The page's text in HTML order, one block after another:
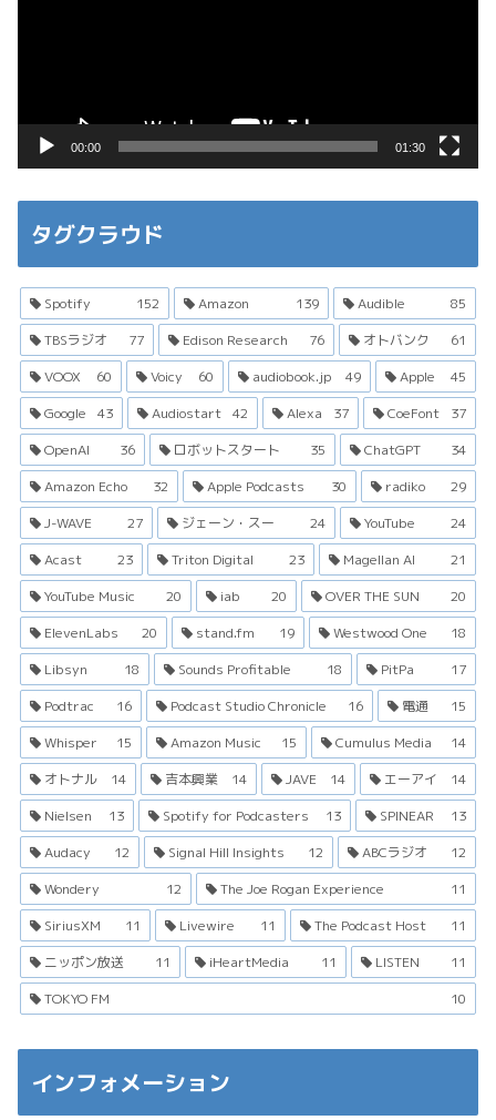
00:00 01:30
タグクラウド
Spotify 152 Amazon 139 Audible
85
TBSラジオ
77 Edison Research 76 オトバンク
61
VOOX
60 Voicy 60 audiobook.jp 49 Apple
45
Google
43 Audiostart 42 Alexa 37 CoeFont
37
OpenAI
36 ロボットスタート 35 ChatGPT
34
Amazon Echo
32 Apple Podcasts 30 radiko
29
J-WAVE
27 ジェーン・スー 24 YouTube
24
Acast
23 Triton Digital 23 Magellan AI
21
YouTube Music
20 iab 20 OVER THE SUN
20
ElevenLabs
20 stand.fm 19 Westwood One
18
Libsyn
18 Sounds Profitable 18 PitPa
17
Podtrac
16 Podcast Studio Chronicle 16 電通
15
Whisper
15 Amazon Music 15 Cumulus Media
14
オトナル
14 吉本興業 14 JAVE 14 エーアイ
14
Nielsen
13 Spotify for Podcasters 13 SPINEAR
13
Audacy
12 Signal Hill Insights 12 ABCラジオ
12
Wondery
12 The Joe Rogan Experience
11
SiriusXM
11 Livewire 11 The Podcast Host
11
ニッポン放送
11 iHeartMedia 11 LISTEN
11
TOKYO FM
10
インフォメーション